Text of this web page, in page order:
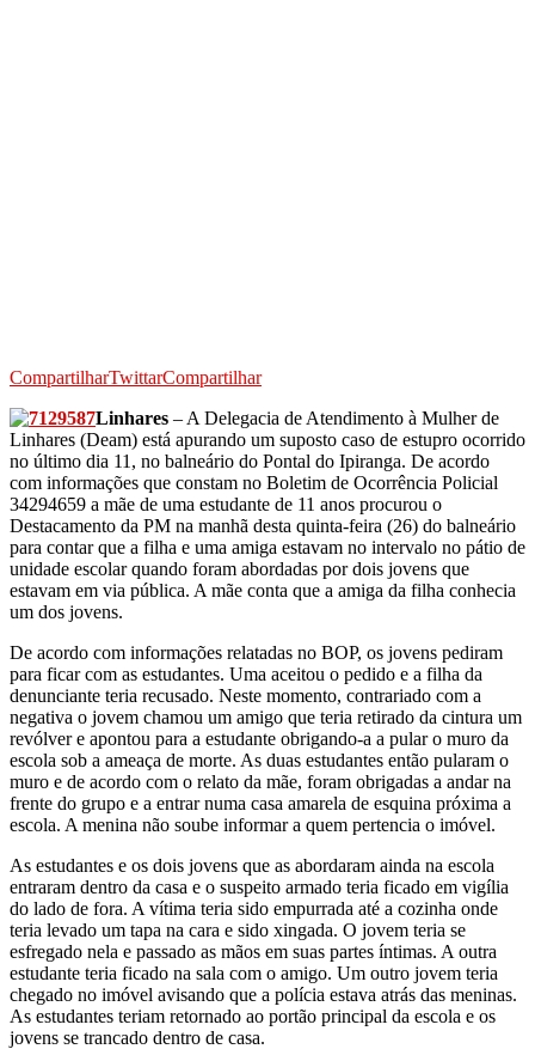
CompartilharTwittarCompartilhar
Linhares – A Delegacia de Atendimento à Mulher de
Linhares (Deam) está apurando um suposto caso de estupro ocorrido
no último dia 11, no balneário do Pontal do Ipiranga. De acordo
com informações que constam no Boletim de Ocorrência Policial
34294659 a mãe de uma estudante de 11 anos procurou o
Destacamento da PM na manhã desta quinta-feira (26) do balneário
para contar que a filha e uma amiga estavam no intervalo no pátio de
unidade escolar quando foram abordadas por dois jovens que
estavam em via pública. A mãe conta que a amiga da filha conhecia
um dos jovens.
De acordo com informações relatadas no BOP, os jovens pediram
para ficar com as estudantes. Uma aceitou o pedido e a filha da
denunciante teria recusado. Neste momento, contrariado com a
negativa o jovem chamou um amigo que teria retirado da cintura um
revólver e apontou para a estudante obrigando-a a pular o muro da
escola sob a ameaça de morte. As duas estudantes então pularam o
muro e de acordo com o relato da mãe, foram obrigadas a andar na
frente do grupo e a entrar numa casa amarela de esquina próxima a
escola. A menina não soube informar a quem pertencia o imóvel.
As estudantes e os dois jovens que as abordaram ainda na escola
entraram dentro da casa e o suspeito armado teria ficado em vigília
do lado de fora. A vítima teria sido empurrada até a cozinha onde
teria levado um tapa na cara e sido xingada. O jovem teria se
esfregado nela e passado as mãos em suas partes íntimas. A outra
estudante teria ficado na sala com o amigo. Um outro jovem teria
chegado no imóvel avisando que a polícia estava atrás das meninas.
As estudantes teriam retornado ao portão principal da escola e os
jovens se trancado dentro de casa.